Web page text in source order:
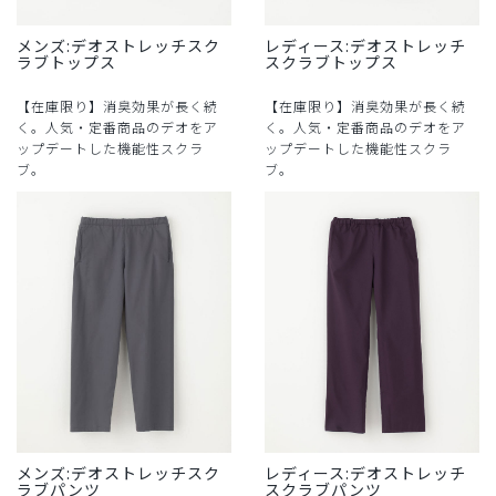
メンズ:デオストレッチスク
ラブトップス
【在庫限り】消臭効果が長く続
く。人気・定番商品のデオをア
ップデートした機能性スクラ
ブ。
レディース:デオストレッチ
スクラブトップス
【在庫限り】消臭効果が長く続
く。人気・定番商品のデオをア
ップデートした機能性スクラ
ブ。
メンズ:デオストレッチスク
ラブパンツ
レディース:デオストレッチ
スクラブパンツ